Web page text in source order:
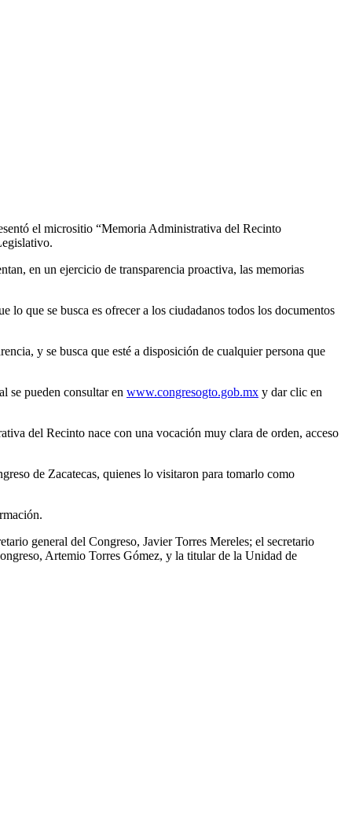
el micrositio “Memoria Administrativa del Recinto
en un ejercicio de transparencia proactiva, las memorias
lo que se busca es ofrecer a los ciudadanos todos los documentos
y se busca que esté a disposición de cualquier persona que
se pueden consultar en www.congresogto.gob.mx y dar clic en
del Recinto nace con una vocación muy clara de orden, acceso
de Zacatecas, quienes lo visitaron para tomarlo como
general del Congreso, Javier Torres Mereles; el secretario
Artemio Torres Gómez, y la titular de la Unidad de